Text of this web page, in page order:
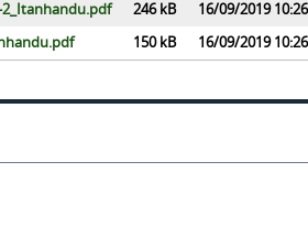
2_Itanhandu.pdf
246 kB
16/09/2019
150 kB 16/09/2019